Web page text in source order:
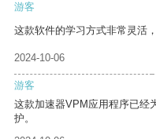
游客
这款软件的学习方式非常灵活
2024-10-06
游客
这款加速器VPM应用程序已经
护。